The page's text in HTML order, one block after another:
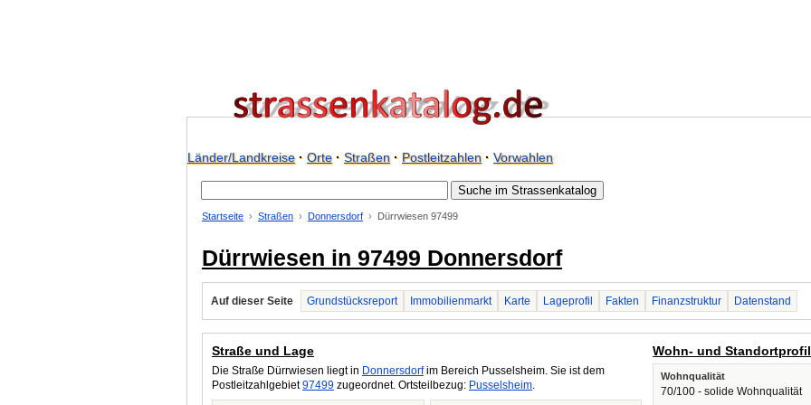
Länder/Landkreise· Orte· Straßen· Postleitzahlen· Vorwahlen
Startseite Straßen Donnersdorf Dürrwiesen 97499
Dürrwiesen in 97499 Donnersdorf
Auf dieser Seite Grundstücksreport Immobilienmarkt Karte Lageprofil Fakten Finanzstruktur Datenstand
Straße und Lage
Die Straße Dürrwiesen liegt in Donnersdorfim Bereich Pusselsheim. Sie ist dem
Postleitzahlgebiet97499 zugeordnet. Ortsteilbezug: Pusselsheim.
Wohn- und Standortprofil
Wohnqualität
70/100 - solide Wohnqualität